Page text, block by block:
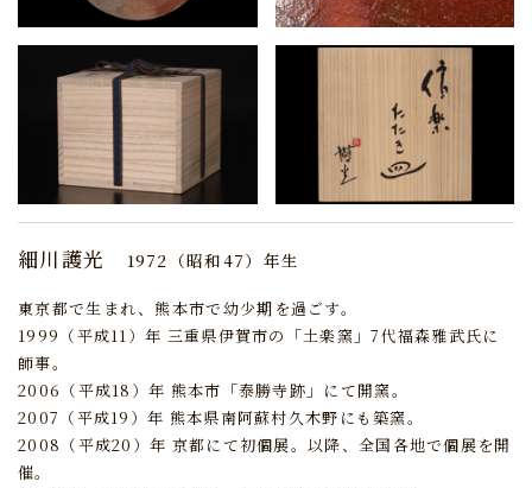
細川護光 1972（昭和47）年生
東京都で生まれ、熊本市で幼少期を過ごす。
1999（平成11）年 三重県伊賀市の「土楽窯」7代福森雅武氏に
師事。
2006（平成18）年 熊本市「泰勝寺跡」にて開窯。
2007（平成19）年 熊本県南阿蘇村久木野にも築窯。
2008（平成20）年 京都にて初個展。以降、全国各地で個展を開
催。